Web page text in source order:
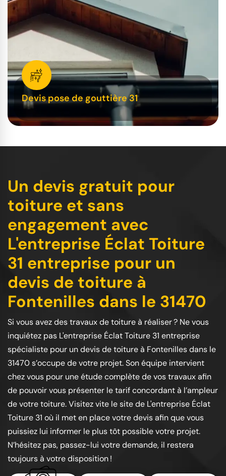
Devis pose de gouttière 31
Un devis gratuit pour
toiture et sans
engagement avec
L'entreprise Éclat Toiture
31 entreprise pour un
devis de toiture à
Fontenilles dans le 31470
Si vous avez des travaux de toiture à réaliser ? Ne vous
inquiétez pas L'entreprise Éclat Toiture 31 entreprise
spécialiste pour un devis de toiture à Fontenilles dans le
31470 s’occupe de votre projet. Son équipe intervient
chez vous pour une étude complète de vos travaux afin
de pouvoir vous présenter le tarif concordant à l’ampleur
de votre toiture. Visitez vite le site de L'entreprise Éclat
Toiture 31 où il met en place votre devis afin que vous
puissiez lui informer le plus tôt possible votre projet.
N’hésitez pas, passez-lui votre demande, il restera
toujours à votre disposition !